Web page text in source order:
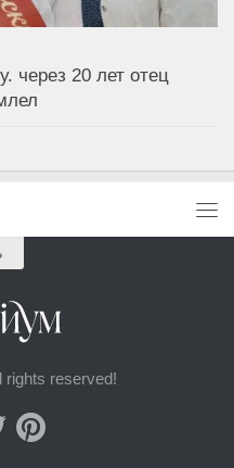
через 20 лет отец
rights reserved!